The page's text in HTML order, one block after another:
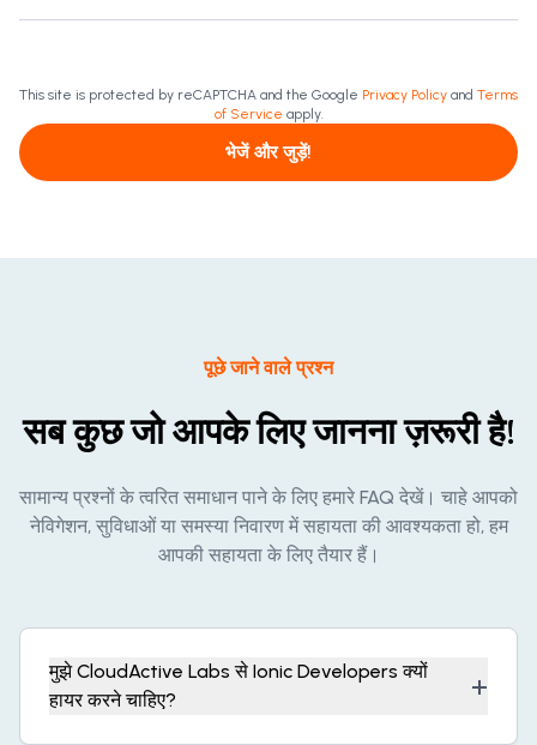
This site is protected by reCAPTCHA and the Google Privacy Policy and Terms
of Service apply.
भेजें और जुड़ें!
पूछे जाने वाले प्रश्न
सब कुछ जो आपके लिए जानना ज़रूरी है!
सामान्य प्रश्नों के त्वरित समाधान पाने के लिए हमारे FAQ देखें। चाहे आपको
नेविगेशन, सुविधाओं या समस्या निवारण में सहायता की आवश्यकता हो, हम
आपकी सहायता के लिए तैयार हैं।
मुझे CloudActive Labs से Ionic Developers क्यों
हायर करने चाहिए?
+